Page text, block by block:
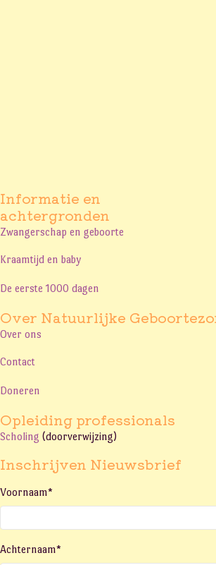
Informatie en
achtergronden
Zwangerschap en geboorte
Kraamtijd en baby
De eerste 1000 dagen
Over Natuurlijke
Over ons
Contact
Doneren
Opleiding professionals
Scholing (doorverwijzing)
Inschrijven Nieuwsbrief
Voornaam*
Achternaam*